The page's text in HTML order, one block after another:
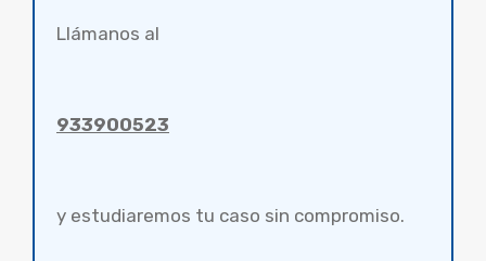
Llámanos al
933900523
y estudiaremos tu caso sin compromiso.